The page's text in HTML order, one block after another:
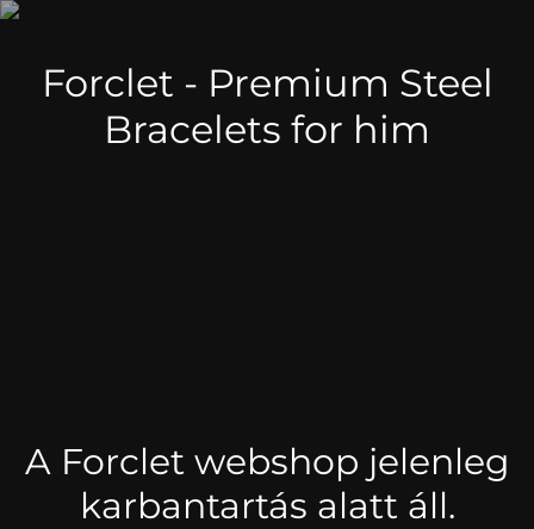
Forclet - Premium Steel
Bracelets for him
A Forclet webshop jelenleg
karbantartás alatt áll.